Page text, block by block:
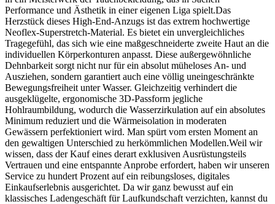
Performance und Ästhetik in einer eigenen Liga spielt.Das
Herzstück dieses High-End-Anzugs ist das extrem hochwertige
Neoflex-Superstretch-Material. Es bietet ein unvergleichliches
Tragegefühl, das sich wie eine maßgeschneiderte zweite Haut an die
individuellen Körperkonturen anpasst. Diese außergewöhnliche
Dehnbarkeit sorgt nicht nur für ein absolut müheloses An- und
Ausziehen, sondern garantiert auch eine völlig uneingeschränkte
Bewegungsfreiheit unter Wasser. Gleichzeitig verhindert die
ausgeklügelte, ergonomische 3D-Passform jegliche
Hohlraumbildung, wodurch die Wasserzirkulation auf ein absolutes
Minimum reduziert und die Wärmeisolation in moderaten
Gewässern perfektioniert wird. Man spürt vom ersten Moment an
den gewaltigen Unterschied zu herkömmlichen Modellen.Weil wir
wissen, dass der Kauf eines derart exklusiven Ausrüstungsteils
Vertrauen und eine entspannte Anprobe erfordert, haben wir unseren
Service zu hundert Prozent auf ein reibungsloses, digitales
Einkaufserlebnis ausgerichtet. Da wir ganz bewusst auf ein
klassisches Ladengeschäft für Laufkundschaft verzichten, kannst du